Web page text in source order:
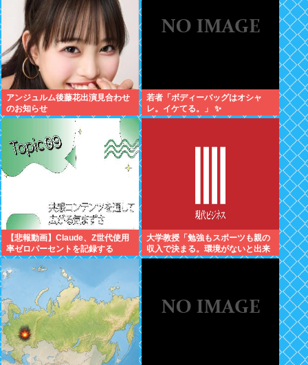
アンジュルム後藤花出演見合わせ
のお知らせ
若者「ボディーバッグはオシャ
レ。イケてる。」 ✨
【悲報動画】Claude、Z世代使用
率ゼロパーセントを記録する
大学教授「勉強もスポーツも親の
収入で決まる。環境がないと出来
るわけがない」